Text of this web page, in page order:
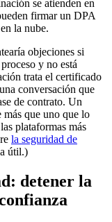
se atienden en
firmar un DPA
la nube.
objeciones si
y no está
trata el certificado
conversación que
de contrato. Un
que uno que lo
plataformas más
la seguridad de
útil.)
detener la